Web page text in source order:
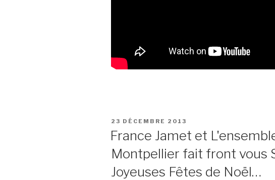
PUBLIÉ
23 DÉCEMBRE 2013
France Jamet et
Montpellier fait front vous
Joyeuses Fêtes de Noël…